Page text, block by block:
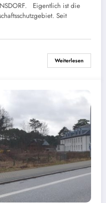
Eigentlich ist die
Seit
Weiterlesen